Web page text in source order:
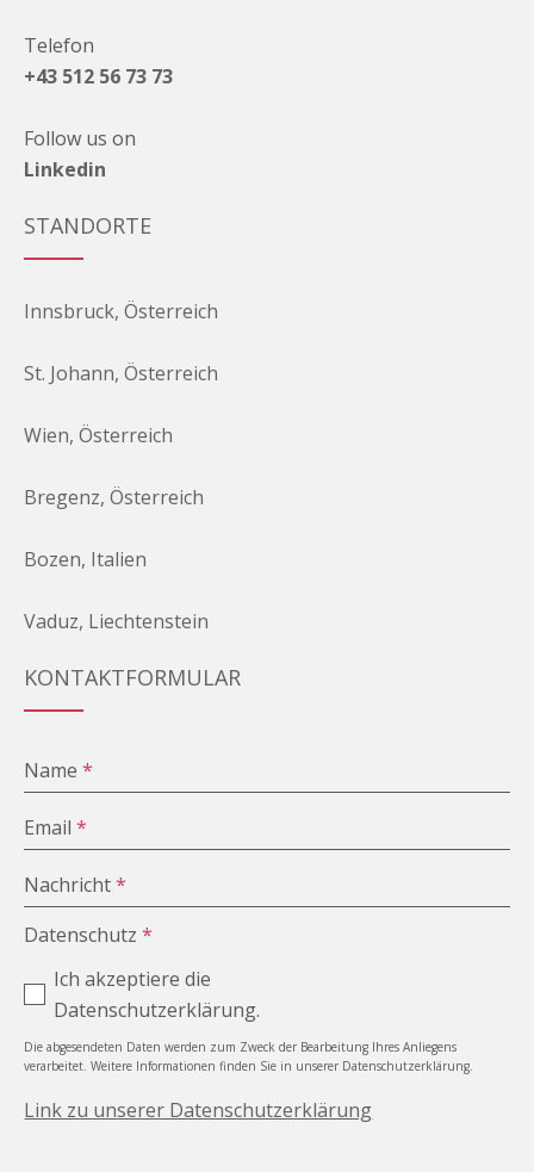
Telefon
+43 512 56 73 73
Follow us on
Linkedin
STANDORTE
Innsbruck, Österreich
St. Johann, Österreich
Wien, Österreich
Bregenz, Österreich
Bozen, Italien
Vaduz, Liechtenstein
KONTAKTFORMULAR
Name*
Email*
Nachricht*
Datenschutz*
Ich akzeptiere die
Datenschutzerklärung.
Die abgesendeten Daten werden zum Zweck der Bearbeitung Ihres Anliegens
verarbeitet. Weitere Informationen finden Sie in unserer Datenschutzerklärung.
Link zu unserer Datenschutzerklärung